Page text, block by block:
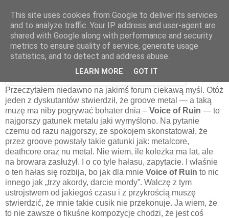
2 sierpnia 2011
Voice Of Ruin – Voice Of Ruin [2011]
Przeczytałem niedawno na jakimś forum ciekawą myśl. Otóż
jeden z dyskutantów stwierdził, że groove metal — a taką
muzę ma niby pogrywać bohater dnia – Voice of Ruin — to
najgorszy gatunek metalu jaki wymyślono. Na pytanie
czemu od razu najgorszy, ze spokojem skonstatował, że
przez groove powstały takie gatunki jak: metalcore,
deathcore oraz nu metal. Nie wiem, ile koleżka ma lat, ale
na browara zasłużył. I o co tyle hałasu, zapytacie. I właśnie
o ten hałas się rozbija, bo jak dla mnie Voice of Ruin to nic
innego jak „trzy akordy, darcie mordy”. Walczę z tym
ustrojstwem od jakiegoś czasu i z przykrością muszę
stwierdzić, że mnie takie cusik nie przekonuje. Ja wiem, że
to nie zawsze o fikuśne kompozycje chodzi, że jest coś
This site uses cookies from Google to deliver its services
and to analyze traffic. Your IP address and user-agent are
shared with Google along with performance and security
metrics to ensure quality of service, generate usage
statistics, and to detect and address abuse.
LEARN MORE GOT IT